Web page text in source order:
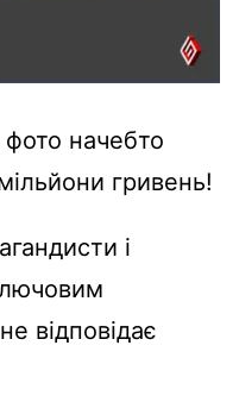
начебто
гривень!
і
відповідає